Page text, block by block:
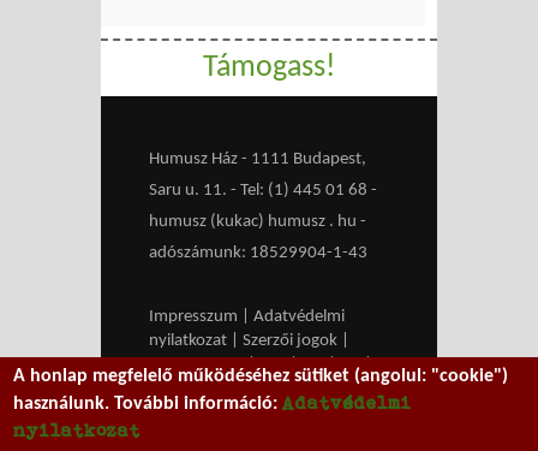
Támogass!
Humusz Ház - 1111 Budapest,
Saru u. 11. - Tel: (1) 445 01 68 -
humusz (kukac) humusz . hu -
adószámunk: 18529904-1-43
Impresszum
Adatvédelmi
nyilatkozat
Szerzői jogok
Médiaajánlat
RSS HU| EN
A honlap megfelelő működéséhez sütiket (angolul: "cookie")
használunk. További információ:Adatvédelmi
nyilatkozat